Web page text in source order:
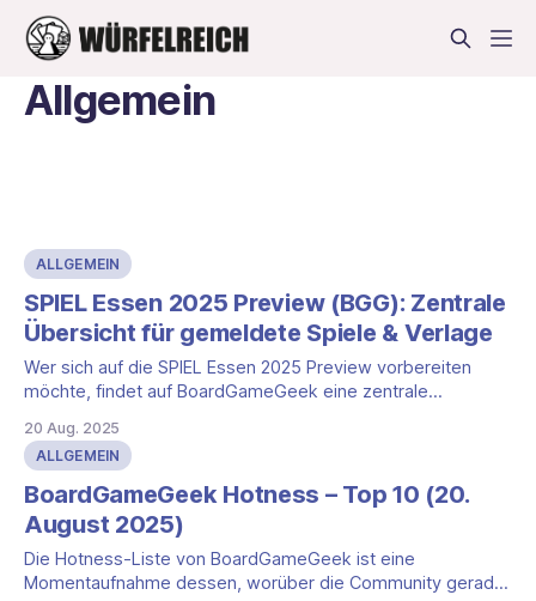
Allgemein
ALLGEMEIN
SPIEL Essen 2025 Preview (BGG): Zentrale
Übersicht für gemeldete Spiele & Verlage
Wer sich auf die SPIEL Essen 2025 Preview vorbereiten
möchte, findet auf BoardGameGeek eine zentrale
und ihre Daten an BGG übermittelt haben. Die Seite dient als
Überblick und Einstiegspunkt für die Messeplanung.
Direktlink Zur Übersicht: SPIEL Essen ’25 Preview auf
20 Aug. 2025
ALLGEMEIN
BoardGameGeek Hotness – Top 10 (20.
August 2025)
Die Hotness-Liste von BoardGameGeek ist eine
Momentaufnahme dessen, worüber die Community gerade